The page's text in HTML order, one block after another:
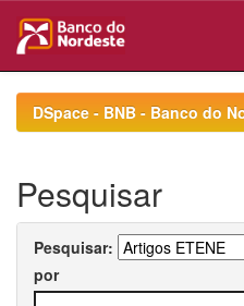
navigationDSpace - BNB - Banco do
Pesquisar
Pesquisar:
por